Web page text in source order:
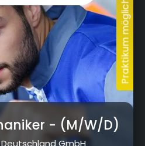
- (M/W/D)
GmbH